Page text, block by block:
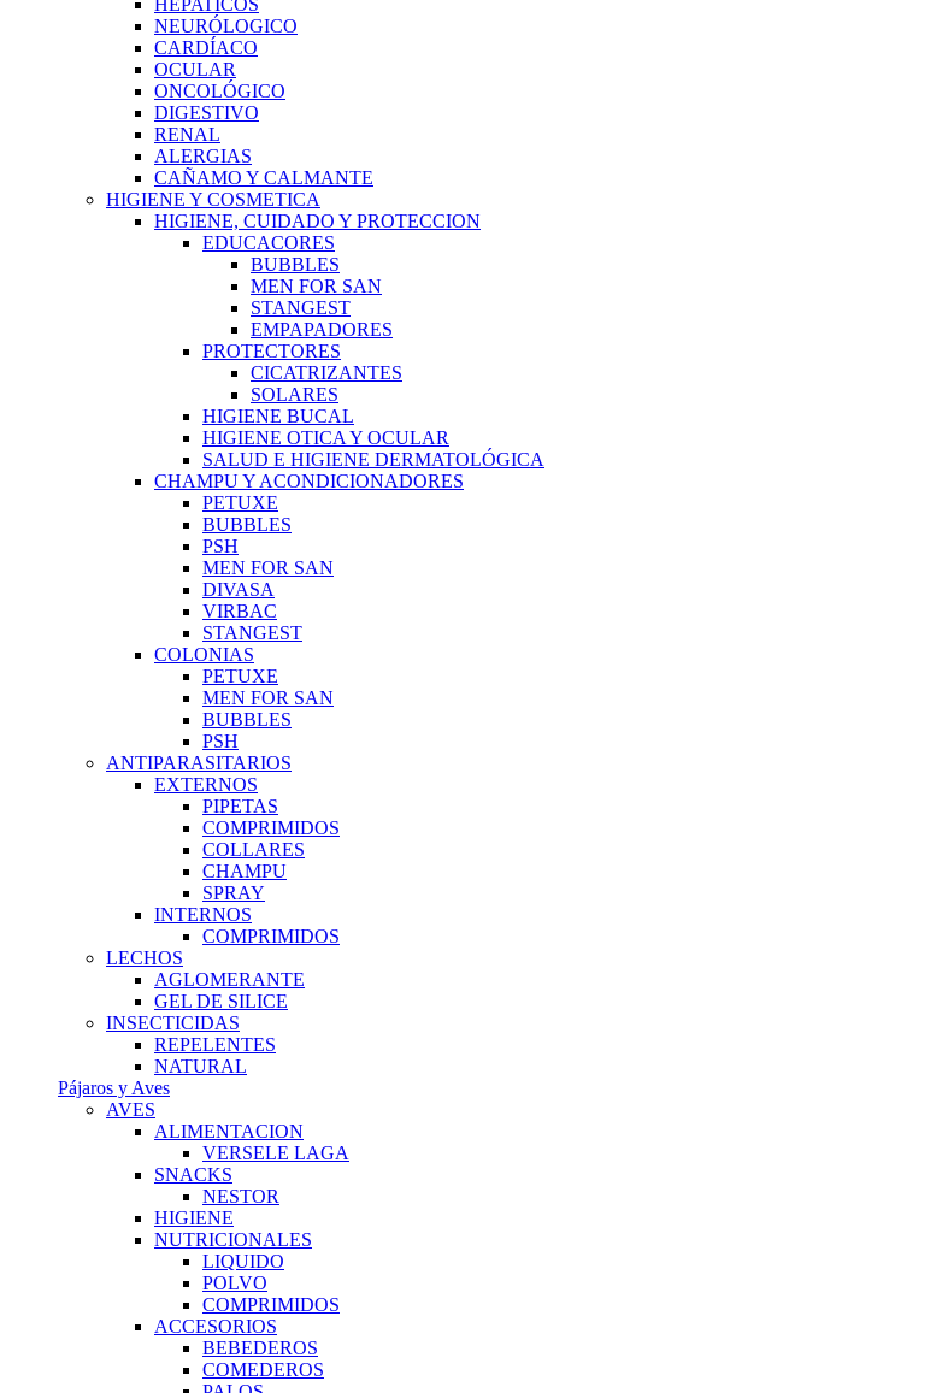
HEPATICOS
NEURÓLOGICO
CARDÍACO
OCULAR
ONCOLÓGICO
DIGESTIVO
RENAL
ALERGIAS
CAÑAMO Y CALMANTE
HIGIENE Y COSMETICA
HIGIENE, CUIDADO Y PROTECCION
EDUCACORES
BUBBLES
MEN FOR SAN
STANGEST
EMPAPADORES
PROTECTORES
CICATRIZANTES
SOLARES
HIGIENE BUCAL
HIGIENE OTICA Y OCULAR
SALUD E HIGIENE DERMATOLÓGICA
CHAMPU Y ACONDICIONADORES
PETUXE
BUBBLES
PSH
MEN FOR SAN
DIVASA
VIRBAC
STANGEST
COLONIAS
PETUXE
MEN FOR SAN
BUBBLES
PSH
ANTIPARASITARIOS
EXTERNOS
PIPETAS
COMPRIMIDOS
COLLARES
CHAMPU
SPRAY
INTERNOS
COMPRIMIDOS
LECHOS
AGLOMERANTE
GEL DE SILICE
INSECTICIDAS
REPELENTES
NATURAL
Pájaros y Aves
AVES
ALIMENTACION
VERSELE LAGA
SNACKS
NESTOR
HIGIENE
NUTRICIONALES
LIQUIDO
POLVO
COMPRIMIDOS
ACCESORIOS
BEBEDEROS
COMEDEROS